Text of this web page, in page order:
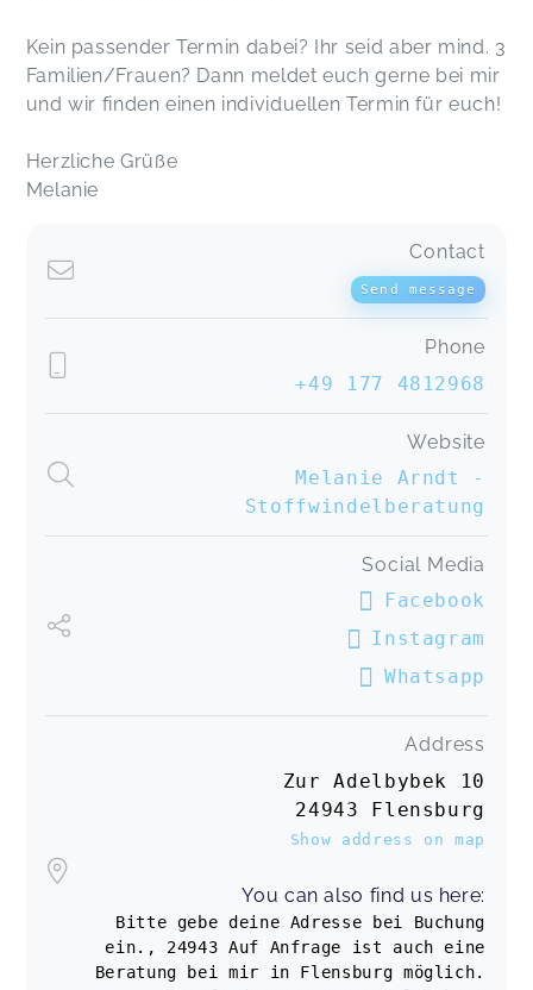
Karoline, Oct 15
Super toller Workshop. Sehr zu empfehlen!
Spaß gemacht. Es war sehr aufschlussreich für
unser zukünftiges Wickeln. Ich hatte mein
Neugeborenes dabei und die Atmosphäre hat mir
Stoffwindel-Workshops EGGEBEK
Stoffwindel-Workshops in Satrup/Mittelangeln
Angelina, Jan 27
Stoffwindel-Workshops in Satrup/Mittelangeln
Ilka, Jan 27
Sehr informativ und liebevoll gestaltet. Mit viel
Ina,Nov 20
Stoffwindel-Workshops in Satrup/Mittelangeln
Lone,Jul 06
Sehr informativ, super spannend und eine echte
Kein passender Termin dabei? Ihr seid aber mind. 3
Familien/Frauen? Dann meldet euch gerne bei mir
und wir finden einen individuellen Termin für euch!
Herzliche Grüße
Melanie
Contact
Send message
Phone
+49 177 4812968
Website
Melanie Arndt -
Stoffwindelberatung
Social Media
Facebook
Instagram
Whatsapp
Address
Zur Adelbybek 10
24943 Flensburg
Show address on map
You can also find us here:
Bitte gebe deine Adresse bei Buchung
ein., 24943 Auf Anfrage ist auch eine
Beratung bei mir in Flensburg möglich.